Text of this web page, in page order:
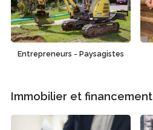
Entrepreneurs - Paysagistes
Immobilier et financement